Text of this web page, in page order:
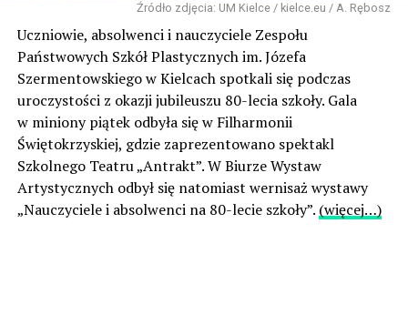
Źródło zdjęcia: UM Kielce / kielce.eu / A. Rębosz
Uczniowie, absolwenci i nauczyciele Zespołu
Państwowych Szkół Plastycznych im. Józefa
Szermentowskiego w Kielcach spotkali się podczas
uroczystości z okazji jubileuszu 80-lecia szkoły. Gala
w miniony piątek odbyła się w Filharmonii
Świętokrzyskiej, gdzie zaprezentowano spektakl
Szkolnego Teatru „Antrakt”. W Biurze Wystaw
Artystycznych odbył się natomiast wernisaż wystawy
„Nauczyciele i absolwenci na 80-lecie szkoły”. (więcej…)